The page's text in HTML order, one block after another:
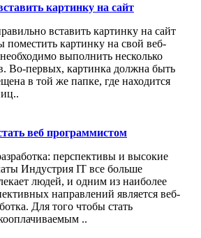
картинку на сайт
вставить картинку на сайт
поместить картинку на свой веб-
выполнить несколько
Во-первых, картинка должна быть
в той же папке, где находится
веб программистом
перспективы и высокие
Индустрия IT все больше
людей, и одним из наиболее
направлений является веб-
Для того чтобы стать
..